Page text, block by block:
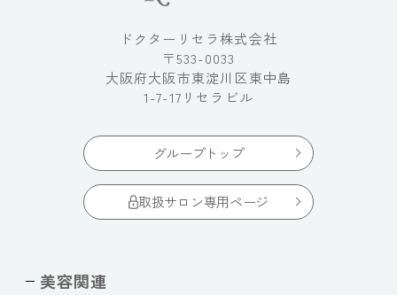
ドクターリセラ株式会社
〒533-0033
大阪府大阪市東淀川区東中島
1-7-17リセラビル
グループトップ
取扱サロン専用ページ
美容関連